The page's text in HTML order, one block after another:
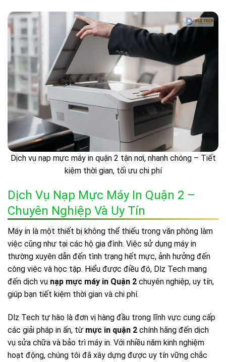
Dịch vụ nạp mực máy in quận 2 tận nơi, nhanh chóng – Tiết
kiệm thời gian, tối ưu chi phí
Dịch Vụ Nạp Mực Máy In Quận 2 –
Chuyên Nghiệp Và Uy Tín
Máy in là một thiết bị không thể thiếu trong văn phòng làm
việc cũng như tại các hộ gia đình. Việc sử dụng máy in
thường xuyên dẫn đến tình trạng hết mực, ảnh hưởng đến
công việc và học tập. Hiểu được điều đó, Dlz Tech mang
đến dịch vụ nạp mực máy in Quận 2 chuyên nghiệp, uy tín,
giúp bạn tiết kiệm thời gian và chi phí.
Dlz Tech tự hào là đơn vị hàng đầu trong lĩnh vực cung cấp
các giải pháp in ấn, từ mực in quận 2 chính hãng đến dịch
vụ sửa chữa và bảo trì máy in. Với nhiều năm kinh nghiệm
hoạt động, chúng tôi đã xây dựng được uy tín vững chắc